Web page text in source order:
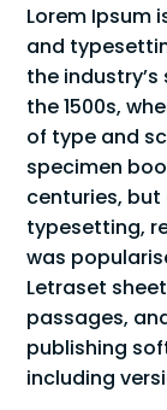
Lorem Ipsum
and
the
the 1500s,
of type and
specimen
centuries,
typesetting,
was
Letraset
passages,
publishing
including